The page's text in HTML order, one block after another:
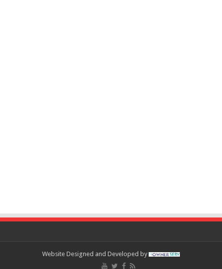
Website Designed and Developed by